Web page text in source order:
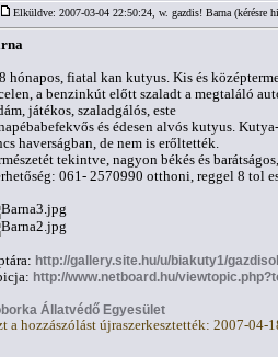
Elküldve: 2007-03-04 22:50:24, w. gazdis! Barna (kérésre
hónapos, fiatal kan kutyus. Kis és
a benzinkút előtt szaladt a megtaláló
játékos, szaladgálós, este
és édesen alvós kutyus.
haverságban, de nem is erőltették.
tekintve, nagyon békés és
061- 2570990 otthoni, reggel 8 tol
http://gallery.site.hu/u/biakuty1/
http://www.netboard.hu/
Állatvédő Egyesület
a hozzászólást újraszerkesztették: 2007-04-